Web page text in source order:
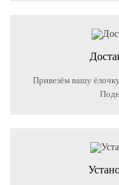
Привезём вашу